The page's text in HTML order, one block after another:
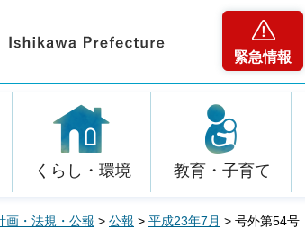
緊急情報
くらし・環境 教育・子育て
画・法規・公報 > 公報 > 平成23年7月 > 号外第54号